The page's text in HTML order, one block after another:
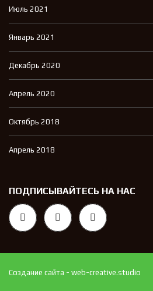
Июль 2021
Январь 2021
Декабрь 2020
Апрель 2020
Октябрь 2018
Апрель 2018
ПОДПИСЫВАЙТЕСЬ НА НАС
Создание сайта - web-creative.studio